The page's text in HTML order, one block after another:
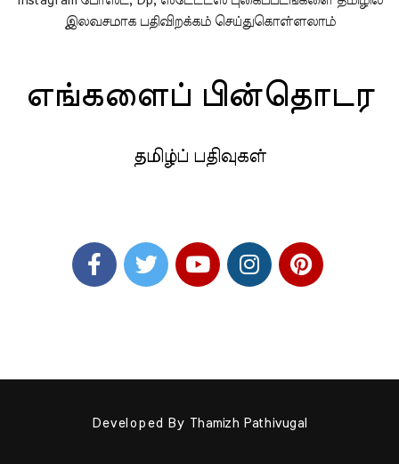
இலவசமாக பதிவிறக்கம் செய்துகொள்ளலாம்
எங்களைப் பின்தொடர
தமிழ்ப் பதிவுகள்
Developed By Thamizh Pathivugal